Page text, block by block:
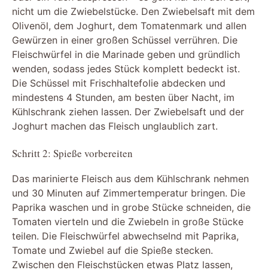
nicht um die Zwiebelstücke. Den Zwiebelsaft mit dem
Olivenöl, dem Joghurt, dem Tomatenmark und allen
Gewürzen in einer großen Schüssel verrühren. Die
Fleischwürfel in die Marinade geben und gründlich
wenden, sodass jedes Stück komplett bedeckt ist.
Die Schüssel mit Frischhaltefolie abdecken und
mindestens 4 Stunden, am besten über Nacht, im
Kühlschrank ziehen lassen. Der Zwiebelsaft und der
Joghurt machen das Fleisch unglaublich zart.
Schritt 2: Spieße vorbereiten
Das marinierte Fleisch aus dem Kühlschrank nehmen
und 30 Minuten auf Zimmertemperatur bringen. Die
Paprika waschen und in grobe Stücke schneiden, die
Tomaten vierteln und die Zwiebeln in große Stücke
teilen. Die Fleischwürfel abwechselnd mit Paprika,
Tomate und Zwiebel auf die Spieße stecken.
Zwischen den Fleischstücken etwas Platz lassen,